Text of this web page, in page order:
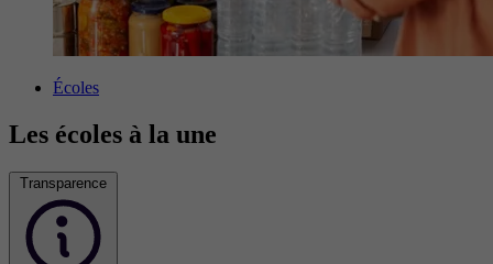
Écoles
Les écoles à la une
Transparence